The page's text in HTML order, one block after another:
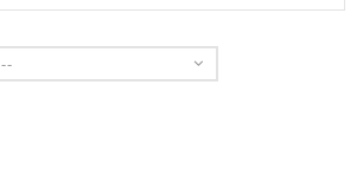
--